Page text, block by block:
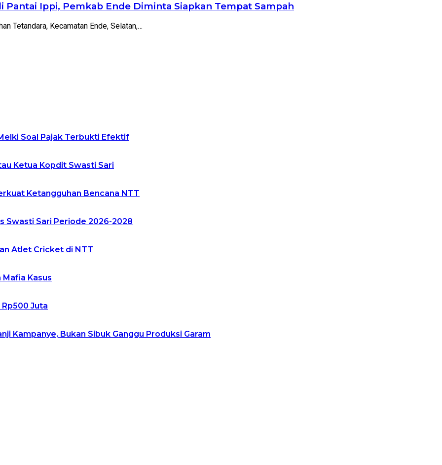
Ippi, Pemkab Ende Diminta Siapkan Tempat Sampah
Tetandara, Kecamatan Ende, Selatan,…
Soal Pajak Terbukti Efektif
Ketua Kopdit Swasti Sari
Ketangguhan Bencana NTT
Swasti Sari Periode 2026-2028
Atlet Cricket di NTT
Mafia Kasus
Juta
Kampanye, Bukan Sibuk Ganggu Produksi Garam